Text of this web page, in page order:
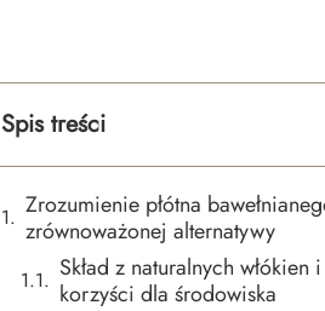
Spis treści
Zrozumienie płótna
zrównoważonej alternatywy
Skład z naturalnych włókien i
korzyści dla środowiska